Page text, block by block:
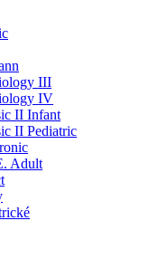
III
IV
II Infant
II Pediatric
Adult